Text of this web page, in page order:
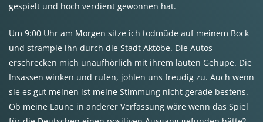
gespielt und hoch verdient gewonnen hat.
Um 9:00 Uhr am Morgen sitze ich todmüde auf meinem Bock
und strample ihn durch die Stadt Aktöbe. Die Autos
erschrecken mich unaufhörlich mit ihrem lauten Gehupe. Die
Insassen winken und rufen, johlen uns freudig zu. Auch wenn
sie es gut meinen ist meine Stimmung nicht gerade bestens.
Ob meine Laune in anderer Verfassung wäre wenn das Spiel